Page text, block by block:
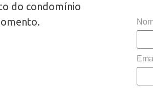
do condomínio